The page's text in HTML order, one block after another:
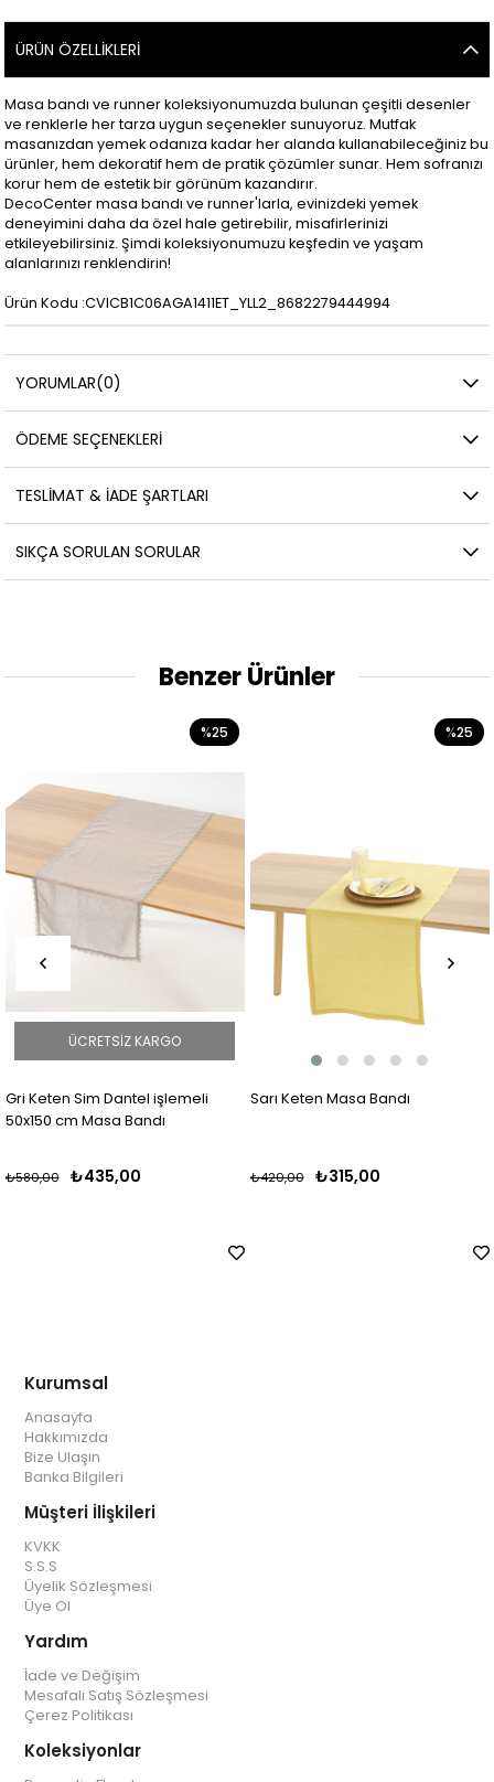
ÜRÜN ÖZELLIKLERI
Masa bandı ve runner koleksiyonumuzda bulunan çeşitli desenler
ve renklerle her tarza uygun seçenekler sunuyoruz. Mutfak
masanızdan yemek odanıza kadar her alanda kullanabileceğiniz bu
ürünler, hem dekoratif hem de pratik çözümler sunar. Hem sofranızı
korur hem de estetik bir görünüm kazandırır.
DecoCenter masa bandı ve runner'larla, evinizdeki yemek
deneyimini daha da özel hale getirebilir, misafirlerinizi
etkileyebilirsiniz. Şimdi koleksiyonumuzu keşfedin ve yaşam
alanlarınızı renklendirin!
Ürün Kodu :CVICB1C06AGA1411ET_YLL2_8682279444994
YORUMLAR(0)
ÖDEME SEÇENEKLERI
TESLIMAT & İADE ŞARTLARI
SIKÇA SORULAN SORULAR
Benzer Ürünler
Sim Dantel işlemeli
cm Masa Bandı
₺435,00
%25
ÜCRETSIZ KARGO
Sarı Keten Masa Bandı
₺315,00
₺420,00
%25
Kurumsal
Anasayfa
Hakkımızda
Bize Ulaşın
Banka Bilgileri
Müşteri İlişkileri
KVKK
S.S.S
Üyelik Sözleşmesi
Üye Ol
Yardım
İade ve Değişim
Mesafali Satış Sözleşmesi
Çerez Politikası
Koleksiyonlar